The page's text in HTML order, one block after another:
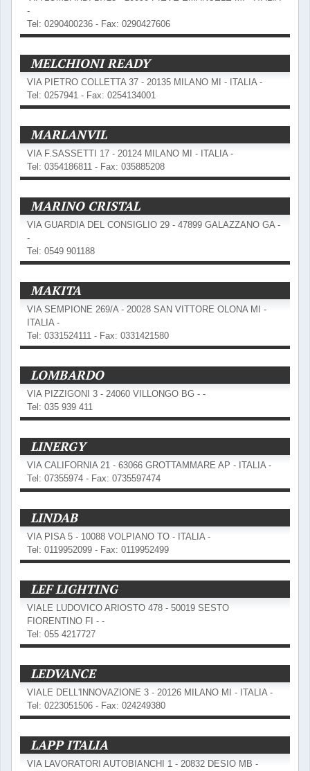
-
Tel: 0290400236 - Fax: 0290427606
MELCHIONI READY
VIA PIETRO COLLETTA 37 - 20135 MILANO MI - ITALIA -
Tel: 0257941 - Fax: 0254134001
MARLANVIL
VIA F.SASSETTI 17 - 20124 MILANO MI - ITALIA -
Tel: 0354186811 - Fax: 035885208
MARINO CRISTAL
VIA GUARDIA DEL CONSIGLIO 29 - 47899 GALAZZANO GA -
-
Tel: 0549 901188
MAKITA
VIA SEMPIONE 269/A - 20028 SAN VITTORE OLONA MI -
ITALIA -
Tel: 0331524111 - Fax: 0331421580
LOMBARDO
VIA PIZZIGONI 3 - 24060 VILLONGO BG - -
Tel: 035 939 411
LINERGY
VIA CALIFORNIA 21 - 63066 GROTTAMMARE AP - ITALIA -
Tel: 07355974 - Fax: 0735597474
LINDAB
VIA PISA 5 - 10088 VOLPIANO TO - ITALIA -
Tel: 0119952099 - Fax: 0119952499
LEF LIGHTING
VIALE LUDOVICO ARIOSTO 478 - 50019 SESTO
FIORENTINO FI - -
Tel: 055 4217727
LEDVANCE
VIALE DELL'INNOVAZIONE 3 - 20126 MILANO MI - ITALIA -
Tel: 0223051506 - Fax: 024249380
LAPP ITALIA
VIA LAVORATORI AUTOBIANCHI 1 - 20832 DESIO MB -